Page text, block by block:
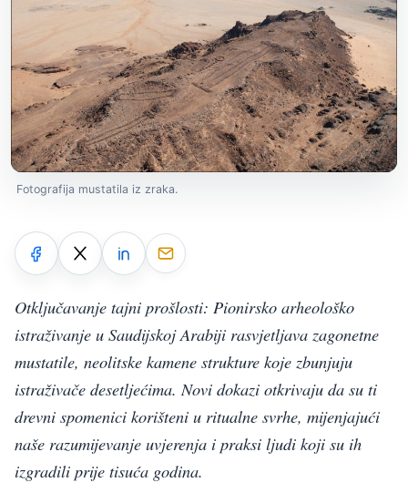
Fotografija mustatila iz zraka.
Otključavanje tajni prošlosti: Pionirsko arheološko
istraživanje u Saudijskoj Arabiji rasvjetljava zagonetne
mustatile, neolitske kamene strukture koje zbunjuju
istraživače desetljećima. Novi dokazi otkrivaju da su ti
drevni spomenici korišteni u ritualne svrhe, mijenjajući
naše razumijevanje uvjerenja i praksi ljudi koji su ih
izgradili prije tisuća godina.